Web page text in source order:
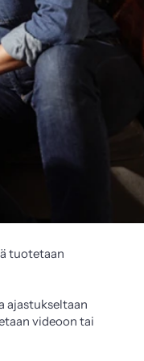
tuotetaan
ajastukseltaan
videoon tai